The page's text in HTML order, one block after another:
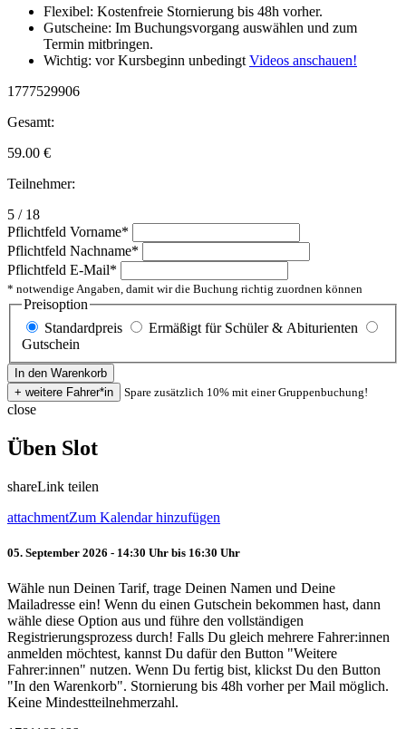
Flexibel: Kostenfreie Stornierung bis 48h vorher.
Gutscheine: Im Buchungsvorgang auswählen und zum
Termin mitbringen.
Wichtig: vor Kursbeginn unbedingt Videos anschauen!
1777529906
Gesamt:
59.00 €
Teilnehmer:
5 / 18
Pflichtfeld Vorname*
Pflichtfeld Nachname*
Pflichtfeld E-Mail*
* notwendige Angaben, damit wir die Buchung richtig zuordnen können
Preisoption
Standardpreis
Ermäßigt für Schüler & Abiturienten
Gutschein
Spare zusätzlich 10% mit einer Gruppenbuchung!
close
Üben Slot
shareLink teilen
attachmentZum Kalendar hinzufügen
05. September 2026 - 14:30 Uhr bis 16:30 Uhr
Wähle nun Deinen Tarif, trage Deinen Namen und Deine
Mailadresse ein! Wenn du einen Gutschein bekommen hast, dann
wähle diese Option aus und führe den vollständigen
Registrierungsprozess durch! Falls Du gleich mehrere Fahrer:innen
anmelden möchtest, kannst Du dafür den Button "Weitere
Fahrer:innen" nutzen. Wenn Du fertig bist, klickst Du den Button
"In den Warenkorb". Stornierung bis 48h vorher per Mail möglich.
Keine Mindestteilnehmerzahl.